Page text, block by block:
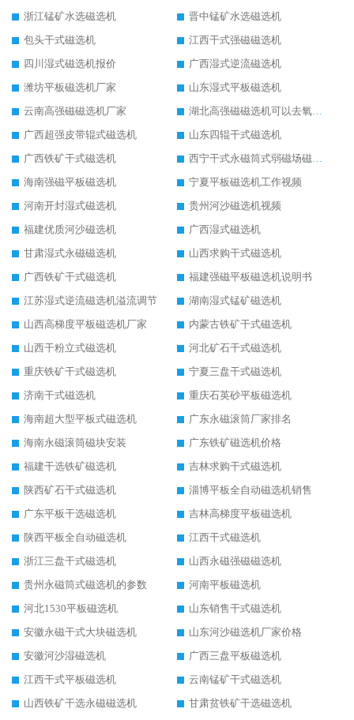
浙江锰矿水选磁选机
晋中锰矿水选磁选机
包头干式磁选机
江西干式强磁磁选机
四川湿式磁选机报价
广西湿式逆流磁选机
潍坊平板磁选机厂家
山东湿式平板磁选机
云南高强磁磁选机厂家
湖北高强磁磁选机可以去氧化铝
广西超强皮带辊式磁选机
山东四辊干式磁选机
广西铁矿干式磁选机
西宁干式永磁筒式弱磁场磁选机结构图
海南强磁平板磁选机
宁夏平板磁选机工作视频
河南开封湿式磁选机
贵州河沙磁选机视频
福建优质河沙磁选机
广西湿式磁选机
甘肃湿式永磁磁选机
山西求购干式磁选机
广西铁矿干式磁选机
福建强磁平板磁选机说明书
江苏湿式逆流磁选机溢流调节
湖南湿式锰矿磁选机
山西高梯度平板磁选机厂家
内蒙古铁矿干式磁选机
山西干粉立式磁选机
河北矿石干式磁选机
重庆铁矿干式磁选机
宁夏三盘干式磁选机
济南干式磁选机
重庆石英砂平板磁选机
海南超大型平板式磁选机
广东永磁滚筒厂家排名
海南永磁滚筒磁块安装
广东铁矿磁选机价格
福建干选铁矿磁选机
吉林求购干式磁选机
陕西矿石干式磁选机
淄博平板全自动磁选机销售
广东平板干选磁选机
吉林高梯度平板磁选机
陕西平板全自动磁选机
江西干式磁选机
浙江三盘干式磁选机
山西永磁强磁磁选机
贵州永磁筒式磁选机的参数
河南平板磁选机
河北1530平板磁选机
山东销售干式磁选机
安徽永磁干式大块磁选机
山东河沙磁选机厂家价格
安徽河沙湿磁选机
广西三盘平板磁选机
江西干式平板磁选机
云南锰矿干式磁选机
山西铁矿干选永磁磁选机
甘肃贫铁矿干选磁选机